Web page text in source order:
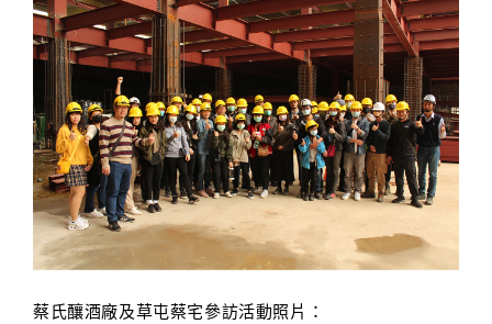
蔡氏釀酒廠及草屯蔡宅參訪活動照片：